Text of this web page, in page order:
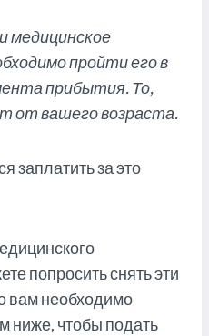
медицинское
пройти его в
прибытия. То,
от вашего возраста.
заплатить за это
попросить снять эти
вам необходимо
ниже, чтобы подать